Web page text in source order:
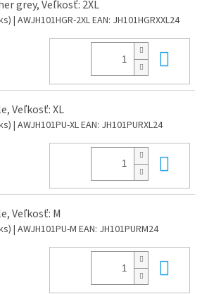
grey, Veľkosť: 2XL
| AWJH101HGR-2XLEAN: JH101HGRXXL24
Veľkosť: XL
| AWJH101PU-XLEAN: JH101PURXL24
Veľkosť: M
| AWJH101PU-M EAN: JH101PURM24